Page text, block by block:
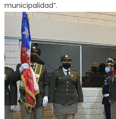
municipalidad”.